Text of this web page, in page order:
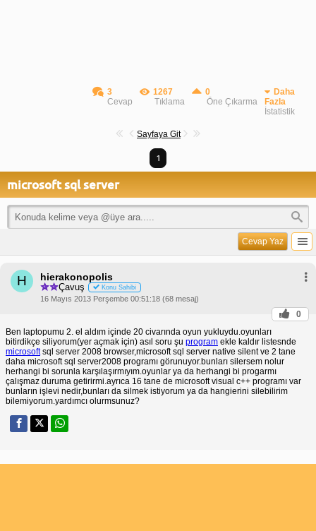
3
Cevap
1267
Tıklama
0
Öne Çıkarma
Daha
Fazla
İstatistik
Sayfaya Git
1
microsoft sql server
Cevap Yaz
H hierakonopolis
Çavuş Konu Sahibi
16 Mayıs 2013 Perşembe 00:51:18 (68 mesaj)
0
Ben laptopumu 2. el aldım içinde 20 civarında oyun yukluydu.oyunları
bitirdikçe siliyorum(yer açmak için) asıl soru şu program ekle kaldır listesnde
microsoftsql server 2008 browser,microsoft sql server native silent ve 2 tane
daha microsoft sql server2008 programı görunuyor.bunları silersem nolur
herhangi bi sorunla karşılaşırmıyım.oyunlar ya da herhangi bi progarmı
çalışmaz duruma getirirmi.ayrıca 16 tane de microsoft visual c++ programı var
bunların işlevi nedir,bunları da silmek istiyorum ya da hangierini silebilirim
bilemiyorum.yardımcı olurmsunuz?